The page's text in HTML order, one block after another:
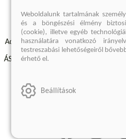
Adatvédelmi szabályzatok
ÁSZF - Vásárlási feltételek
Szállítási információk
Weboldalunk tartalmának
és a böngészési élmény
(cookie), illetve egyéb
használatára vonatkozó
testreszabási lehetőségeiről
érhető el.
Beállítások